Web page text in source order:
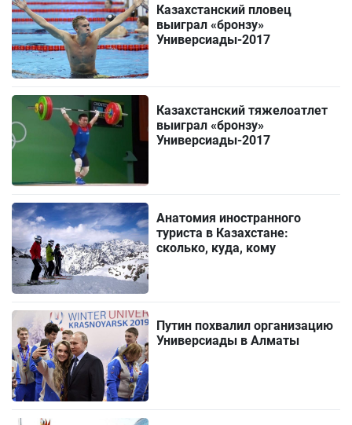
Казахстанский пловец
выиграл «бронзу»
Универсиады-2017
Казахстанский тяжелоатлет
выиграл «бронзу»
Универсиады-2017
Анатомия иностранного
туриста в Казахстане:
сколько, куда, кому
Путин похвалил организацию
Универсиады в Алматы